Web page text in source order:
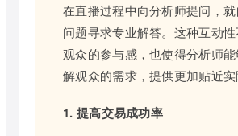
在直播过程中向分析师提问，
问题寻求专业解答。这种互动
观众的参与感，也使得分析师
解观众的需求，提供更加贴近实
1. 提高交易成功率